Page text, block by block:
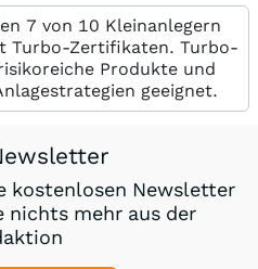
7 von 10 Kleinanlegern
Turbo-Zertifikaten. Turbo-
Produkte und
geeignet.
kostenlosen Newsletter
nichts mehr aus der